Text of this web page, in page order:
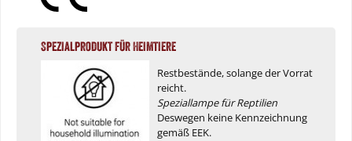
Spezialprodukt für Heimtiere
Restbestände, solange der Vorrat
reicht.
Speziallampe für Reptilien
Deswegen keine Kennzeichnung
gemäß EEK.